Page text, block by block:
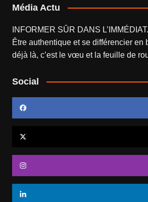
Média Actu
INFORMER SÛR DANS L’IMMÉDIAT.
Être authentique et se différencier en
déjà là, c’est le vœu et la feuille de
Social